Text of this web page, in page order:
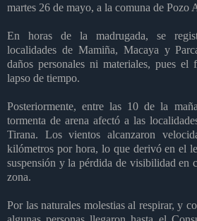
martes 26 de mayo, a la comuna de Pozo
En horas de la madrugada, se
localidades de Mamiña, Macaya y
daños personales ni materiales, pues el
lapso de tiempo.
Posteriormente, entre las 10 de la
tormenta de arena afectó a las
Tirana. Los vientos alcanzaron
kilómetros por hora, lo que derivó en el
suspensión y la pérdida de visibilidad en
zona.
Por las naturales molestias al respirar, y